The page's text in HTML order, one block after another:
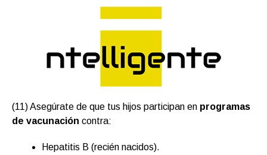
(11) Asegúrate de que tus hijos participan en programas
de vacunación contra:
Hepatitis B (recién nacidos).